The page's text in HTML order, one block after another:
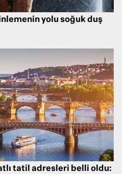
yolu soğuk duş
tatil adresleri belli oldu: